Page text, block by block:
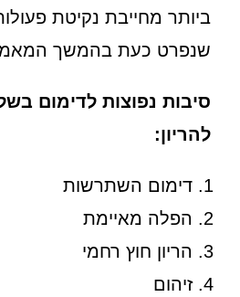
ביותר מחייבת נקיטת
שנפרט כעת בהמשך
סיבות נפוצות לדימום
להריון:
דימום השתרשות
הפלה מאיימת
הריון חוץ רחמי
זיהום